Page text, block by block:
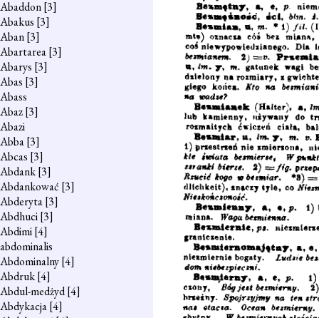
Abaddon[3]
Abakus [3]
Aban[3]
Abartarea[3]
Abarys [3]
Abas [3]
Abass
Abaz[3]
Abazi
Abba[3]
Abcas [3]
Abdank[3]
Abdankować [3]
Abderyta[3]
Abdhuci[3]
Abdimi[4]
abdominalis
Abdominalny[4]
Abdruk[4]
Abdul-medżyd[4]
Abdykacja[4]